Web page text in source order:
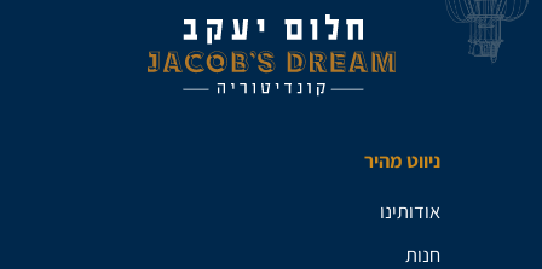
ניווט מהיר
אודותינו
חנות